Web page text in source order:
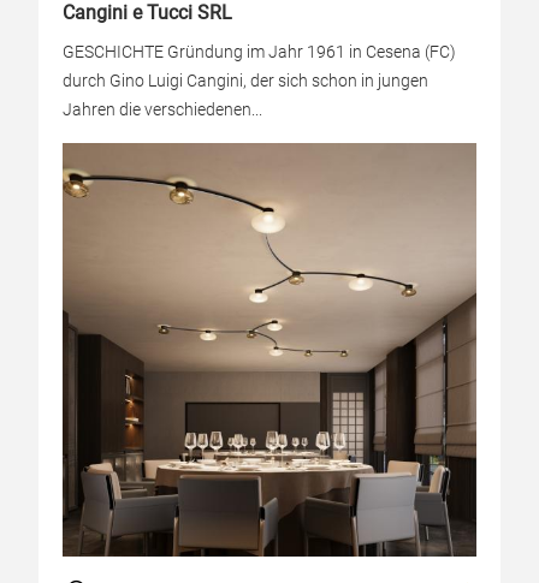
Cangini e Tucci SRL
GESCHICHTE Gründung im Jahr 1961 in Cesena (FC)
durch Gino Luigi Cangini, der sich schon in jungen
Jahren die verschiedenen...